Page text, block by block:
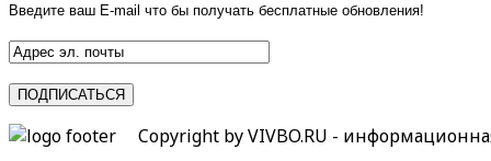
Введите ваш E-mail что бы получать бесплатные обновления!
Copyright by VIVBO.RU -